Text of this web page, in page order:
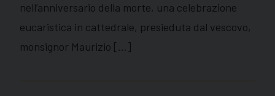
nell’anniversario della morte, una celebrazione
eucaristica in cattedrale, presieduta dal vescovo,
monsignor Maurizio […]